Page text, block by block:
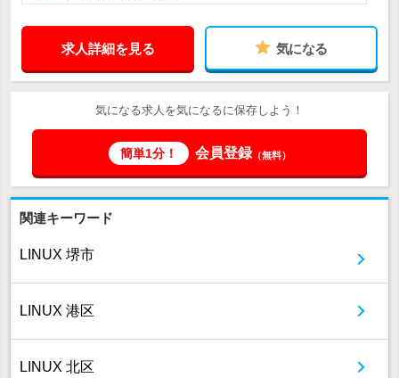
求人詳細を見る 気になる
気になる求人を気になるに保存しよう！
簡単1分！ 会員登録（無料）
関連キーワード
LINUX 堺市
LINUX 港区
LINUX 北区